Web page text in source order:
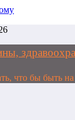
что бы быть на